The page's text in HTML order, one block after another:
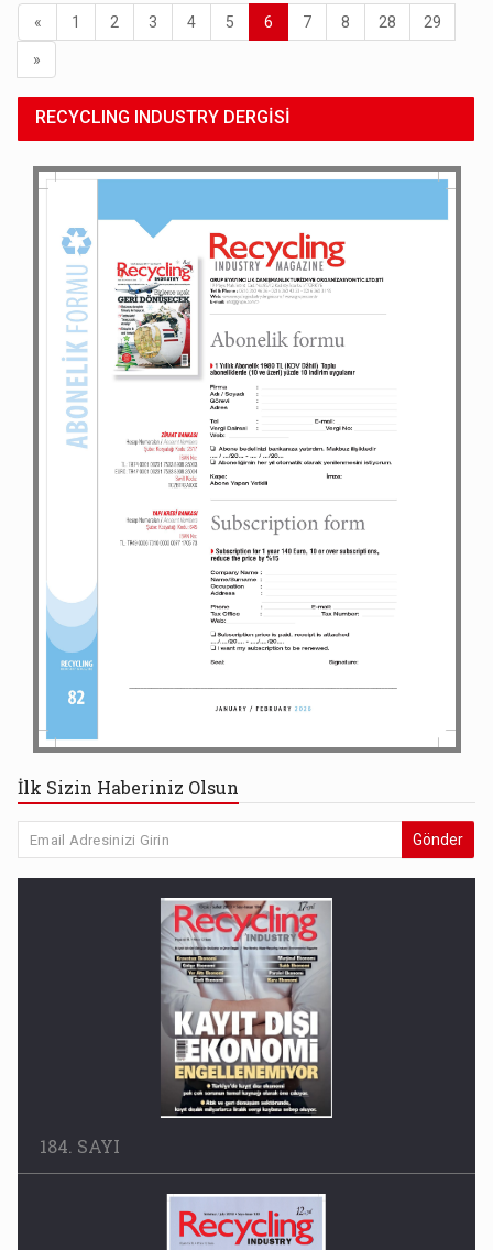
« 1 2 3 4 5 6 (current)
7 8 28 29
»
RECYCLING INDUSTRY DERGİSİ
İlk Sizin Haberiniz Olsun
Gönder
130. SAYI
PLASTİKLER Mİ SUÇLU YOKSA BİZ Mİ?